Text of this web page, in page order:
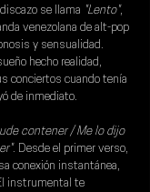
se llama "Lento",
venezolana de alt-pop
y sensualidad.
hecho realidad,
conciertos cuando tenía
de inmediato.
contener / Me lo dijo
. Desde el primer verso,
conexión instantánea,
instrumental te